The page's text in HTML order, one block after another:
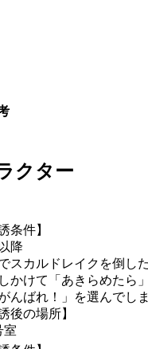
クター
条件】
降
スカルドレイクを倒し
かけて「あきらめたら
がんばれ！」を選んでし
後の場所】
室